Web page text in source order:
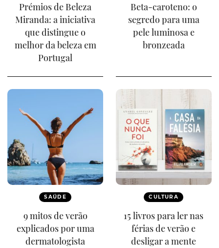
Prémios de Beleza
Miranda: a iniciativa
que distingue o
melhor da beleza em
Portugal
Beta-caroteno: o
segredo para uma
pele luminosa e
bronzeada
SAÚDE
9 mitos de verão
explicados por uma
dermatologista
CULTURA
15 livros para ler nas
férias de verão e
desligar a mente